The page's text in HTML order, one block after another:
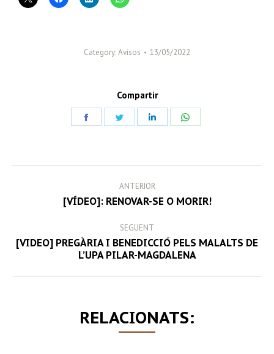
Category:Avisos 13/05/2022
Compartir
NAVIGATION
ANTERIOR
Previous
[VÍDEO]: RENOVAR-SE O MORIR!
SEGÜENT
Next
[VIDEO] PREGÀRIA I BENEDICCIÓ PELS MALALTS DE
L’UPA PILAR-MAGDALENA
RELACIONATS: